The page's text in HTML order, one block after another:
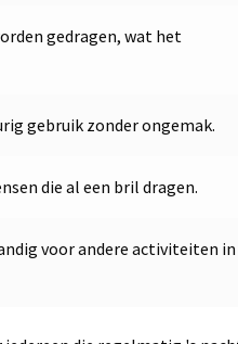
gedragen, wat het
gebruik zonder ongemak.
die al een bril dragen.
voor andere activiteiten in